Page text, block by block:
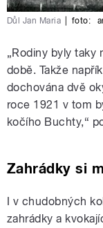
Důl Jan Maria foto:
„Rodiny byly taky
době. Takže
dochována dvě
roce 1921 v tom
kočího Buchty,“
Zahrádky si
I v chudobných
zahrádky a